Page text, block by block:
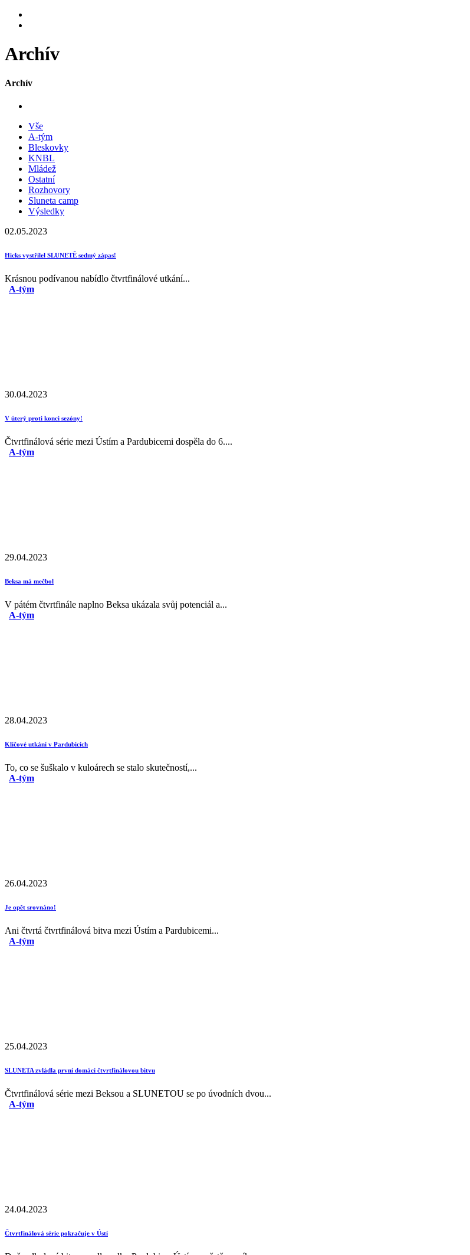
Archív
Archív
Vše
A-tým
Bleskovky
KNBL
Mládež
Ostatní
Rozhovory
Sluneta camp
Výsledky
02.05.2023
Hicks vystřílel SLUNETĚ sedmý zápas!
Krásnou podívanou nabídlo čtvrtfinálové utkání...
A-tým
30.04.2023
V úterý proti konci sezóny!
Čtvrtfinálová série mezi Ústím a Pardubicemi dospěla do 6....
A-tým
29.04.2023
Beksa má mečbol
V pátém čtvrtfinále naplno Beksa ukázala svůj potenciál a...
A-tým
28.04.2023
Klíčové utkání v Pardubicích
To, co se šuškalo v kuloárech se stalo skutečností,...
A-tým
26.04.2023
Je opět srovnáno!
Ani čtvrtá čtvrtfinálová bitva mezi Ústím a Pardubicemi...
A-tým
25.04.2023
SLUNETA zvládla první domácí čtvrtfinálovou bitvu
Čtvrtfinálová série mezi Beksou a SLUNETOU se po úvodních dvou...
A-tým
24.04.2023
Čtvrtfinálová série pokračuje v Ústí